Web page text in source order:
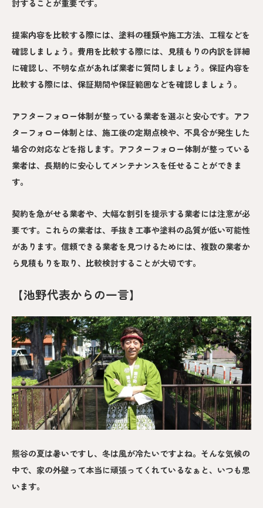
討することが重要です。
提案内容を比較する際には、塗料の種類や施工方法、工程などを
確認しましょう。費用を比較する際には、見積もりの内訳を詳細
に確認し、不明な点があれば業者に質問しましょう。保証内容を
比較する際には、保証期間や保証範囲などを確認しましょう。
アフターフォロー体制が整っている業者を選ぶと安心です。アフ
ターフォロー体制とは、施工後の定期点検や、不具合が発生した
場合の対応などを指します。アフターフォロー体制が整っている
業者は、長期的に安心してメンテナンスを任せることができま
す。
契約を急がせる業者や、大幅な割引を提示する業者には注意が必
要です。これらの業者は、手抜き工事や塗料の品質が低い可能性
があります。信頼できる業者を見つけるためには、複数の業者か
ら見積もりを取り、比較検討することが大切です。
【池野代表からの一言】
熊谷の夏は暑いですし、冬は風が冷たいですよね。そんな気候の
中で、家の外壁って本当に頑張ってくれているなぁと、いつも思
います。